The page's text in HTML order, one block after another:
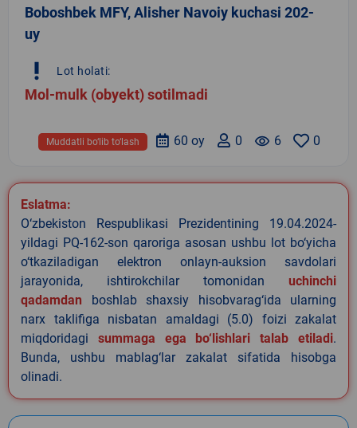
Boboshbek MFY, Alisher Navoiy kuchasi 202-
uy
priority_high Lot holati:
Mol-mulk (obyekt) sotilmadi
0
remove_red_eye 6
0
60 oy
Muddatli bo‘lib to‘lash
Eslatma:
O‘zbekiston Respublikasi Prezidentining 19.04.2024-
yildagi PQ-162-son qaroriga asosan ushbu lot bo‘yicha
o‘tkaziladigan elektron onlayn-auksion savdolari
jarayonida, ishtirokchilar tomonidan uchinchi
qadamdan boshlab shaxsiy hisobvarag‘ida ularning
narx taklifiga nisbatan amaldagi (5.0) foizi zakalat
miqdoridagi summaga ega bo‘lishlari talab etiladi.
Bunda, ushbu mablag‘lar zakalat sifatida hisobga
olinadi.